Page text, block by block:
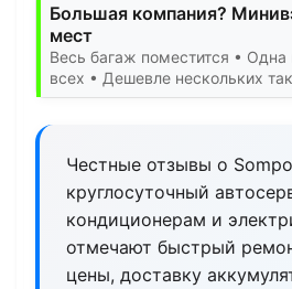
Большая компания?
мест
Весь багаж поместится •
всех • Дешевле нескольких
Честные отзывы о
круглосуточный
кондиционерам и
отмечают быстрый
цены, доставку